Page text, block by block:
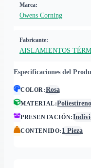
Marca:
Owens Corning
Fabricante:
AISLAMIENTOS
Especificaciones del
COLOR:Rosa
MATERIAL:
PRESENTACIÓN:
CONTENIDO: 1 Pieza